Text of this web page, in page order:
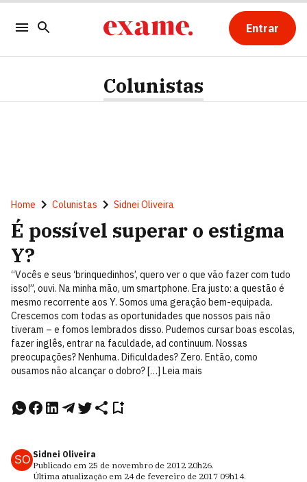
Entrar
Colunistas
Home Colunistas Sidnei Oliveira
É possível superar o estigma
Y?
“Vocês e seus ‘brinquedinhos’, quero ver o que vão fazer com tudo
isso!”, ouvi. Na minha mão, um smartphone. Era justo: a questão é
mesmo recorrente aos Y. Somos uma geração bem-equipada.
Crescemos com todas as oportunidades que nossos pais não
tiveram – e fomos lembrados disso. Pudemos cursar boas escolas,
fazer inglês, entrar na faculdade, ad continuum. Nossas
preocupações? Nenhuma. Dificuldades? Zero. Então, como
ousamos não alcançar o dobro? […] Leia mais
SO Sidnei Oliveira
Publicado em 25 de novembro de 2012 20h26.
Última atualização em 24 de fevereiro de 2017 09h14.